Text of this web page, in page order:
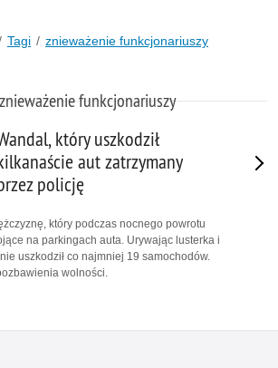
Tagi znieważenie funkcjonariuszy
funkcjonariuszy
który uszkodził
aut zatrzymany
policję
który podczas nocnego powrotu
na parkingach auta. Urywając lusterka i
uszkodził co najmniej 19 samochodów.
wolności.